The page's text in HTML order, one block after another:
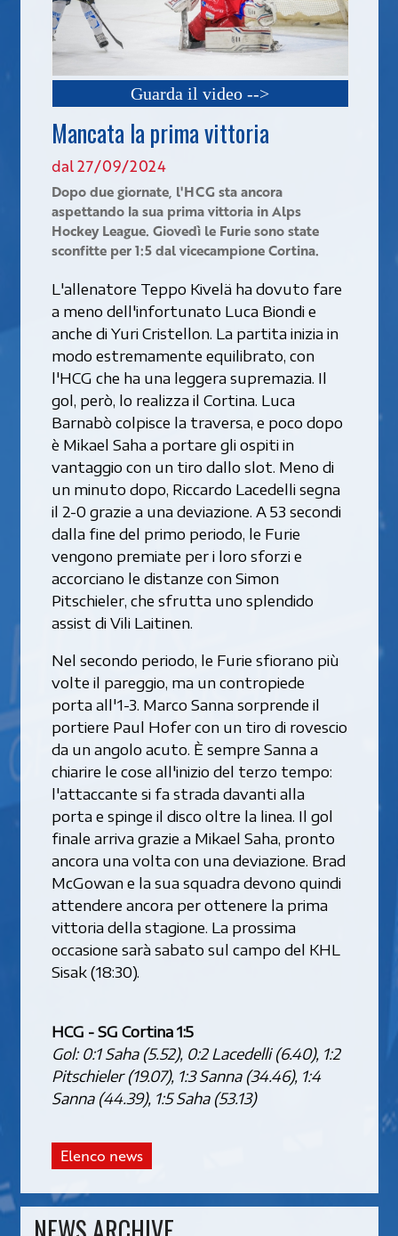
Guarda il video -->
Mancata la prima vittoria
dal 27/09/2024
Dopo due giornate, l'HCG sta ancora
aspettando la sua prima vittoria in Alps
Hockey League. Giovedì le Furie sono state
sconfitte per 1:5 dal vicecampione Cortina.
L'allenatore Teppo Kivelä ha dovuto fare
a meno dell'infortunato Luca Biondi e
anche di Yuri Cristellon. La partita inizia in
modo estremamente equilibrato, con
l'HCG che ha una leggera supremazia. Il
gol, però, lo realizza il Cortina. Luca
Barnabò colpisce la traversa, e poco dopo
è Mikael Saha a portare gli ospiti in
vantaggio con un tiro dallo slot. Meno di
un minuto dopo, Riccardo Lacedelli segna
il 2-0 grazie a una deviazione. A 53 secondi
dalla fine del primo periodo, le Furie
vengono premiate per i loro sforzi e
accorciano le distanze con Simon
Pitschieler, che sfrutta uno splendido
assist di Vili Laitinen.
Nel secondo periodo, le Furie sfiorano più
volte il pareggio, ma un contropiede
porta all'1-3. Marco Sanna sorprende il
portiere Paul Hofer con un tiro di rovescio
da un angolo acuto. È sempre Sanna a
chiarire le cose all'inizio del terzo tempo:
l'attaccante si fa strada davanti alla
porta e spinge il disco oltre la linea. Il gol
finale arriva grazie a Mikael Saha, pronto
ancora una volta con una deviazione. Brad
McGowan e la sua squadra devono quindi
attendere ancora per ottenere la prima
vittoria della stagione. La prossima
occasione sarà sabato sul campo del KHL
Sisak (18:30).
HCG - SG Cortina 1:5
Gol: 0:1 Saha (5.52), 0:2 Lacedelli (6.40), 1:2
Pitschieler (19.07), 1:3 Sanna (34.46), 1:4
Sanna (44.39), 1:5 Saha (53.13)
Elenco news